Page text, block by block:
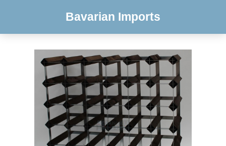
Bavarian Imports